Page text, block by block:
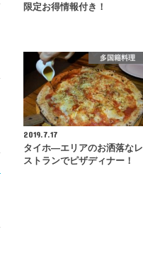
限定お得情報付き！
多国籍料理
2019.7.17
タイホ―エリアのお洒落なレ
ストランでピザディナー！